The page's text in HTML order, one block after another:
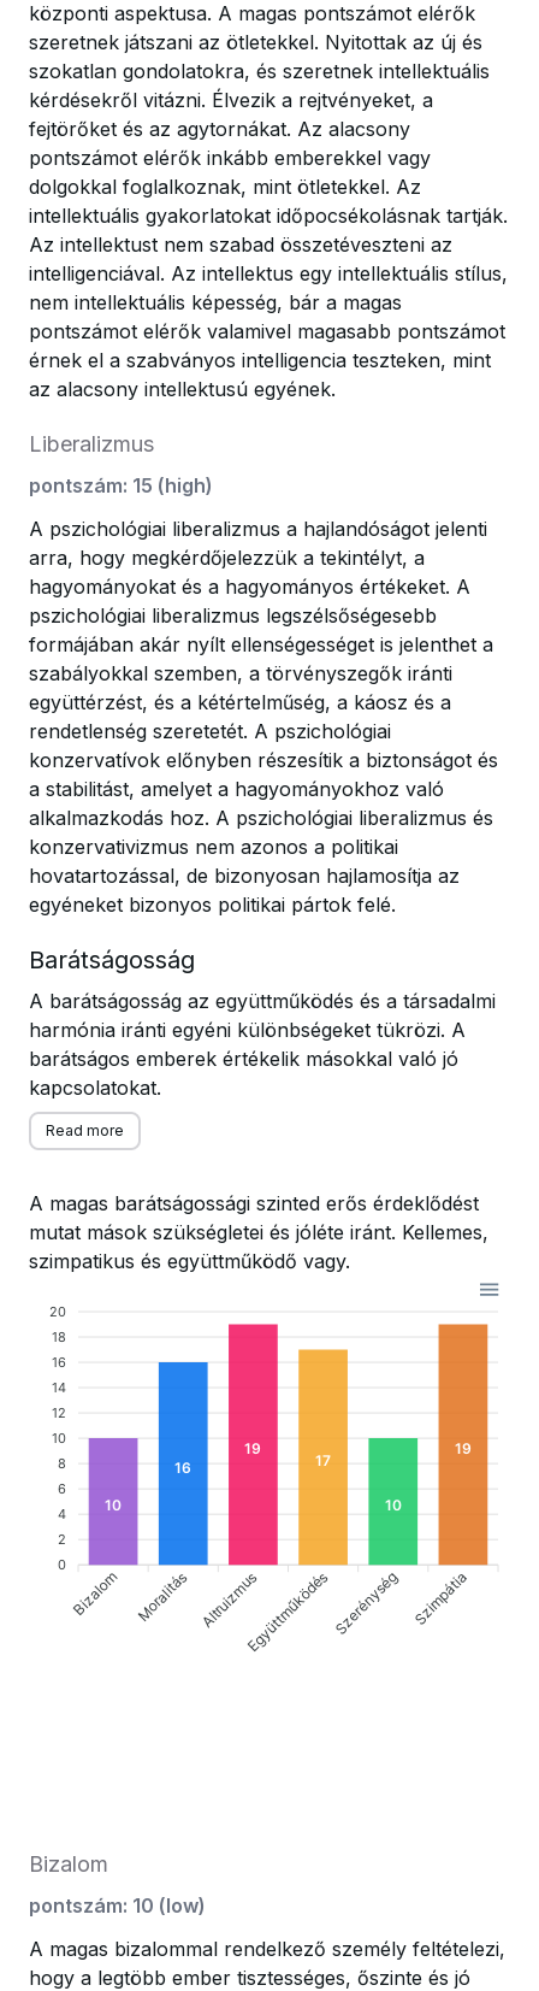
központi aspektusa. A magas pontszámot elérők
szeretnek játszani az ötletekkel. Nyitottak az új és
szokatlan gondolatokra, és szeretnek intellektuális
kérdésekről vitázni. Élvezik a rejtvényeket, a
fejtörőket és az agytornákat. Az alacsony
pontszámot elérők inkább emberekkel vagy
dolgokkal foglalkoznak, mint ötletekkel. Az
intellektuális gyakorlatokat időpocsékolásnak tartják.
Az intellektust nem szabad összetéveszteni az
intelligenciával. Az intellektus egy intellektuális stílus,
nem intellektuális képesség, bár a magas
pontszámot elérők valamivel magasabb pontszámot
érnek el a szabványos intelligencia teszteken, mint
az alacsony intellektusú egyének.
Liberalizmus
pontszám: 15 (high)
A pszichológiai liberalizmus a hajlandóságot jelenti
arra, hogy megkérdőjelezzük a tekintélyt, a
hagyományokat és a hagyományos értékeket. A
pszichológiai liberalizmus legszélsőségesebb
formájában akár nyílt ellenségességet is jelenthet a
szabályokkal szemben, a törvényszegők iránti
együttérzést, és a kétértelműség, a káosz és a
rendetlenség szeretetét. A pszichológiai
konzervatívok előnyben részesítik a biztonságot és
a stabilitást, amelyet a hagyományokhoz való
alkalmazkodás hoz. A pszichológiai liberalizmus és
konzervativizmus nem azonos a politikai
hovatartozással, de bizonyosan hajlamosítja az
egyéneket bizonyos politikai pártok felé.
Barátságosság
A barátságosság az együttműködés és a társadalmi
harmónia iránti egyéni különbségeket tükrözi. A
barátságos emberek értékelik másokkal való jó
kapcsolatokat.
Read more
A magas barátságossági szinted erős érdeklődést
mutat mások szükségletei és jóléte iránt. Kellemes,
szimpatikus és együttműködő vagy.
20
18
16
14
12
10
8
6
4
2
0
10
16
19
17
10
19
Bizalom Moralitás AltruizmusEgyüttműködés Szerénység Szimpátia
Bizalom
pontszám: 10 (low)
A magas bizalommal rendelkező személy feltételezi,
hogy a legtöbb ember tisztességes, őszinte és jó